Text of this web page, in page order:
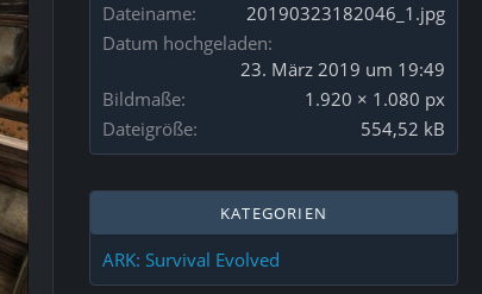
Dateiname
20190323182046_1.jpg
Datum hochgeladen
23. März 2019 um 19:49
Bildmaße
1.920 × 1.080 px
Dateigröße
554,52 kB
KATEGORIEN
ARK: Survival Evolved